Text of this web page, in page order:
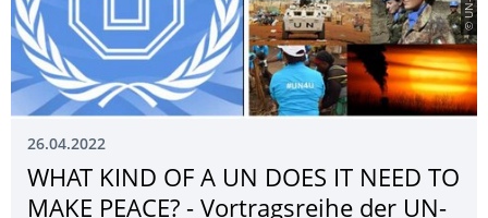
26.04.2022
WHAT KIND OF A UN DOES IT NEED TO
MAKE PEACE? - Vortragsreihe der UN-